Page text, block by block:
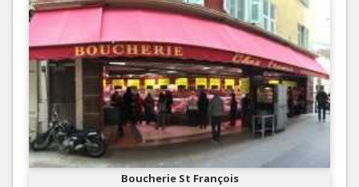
Boucherie St François